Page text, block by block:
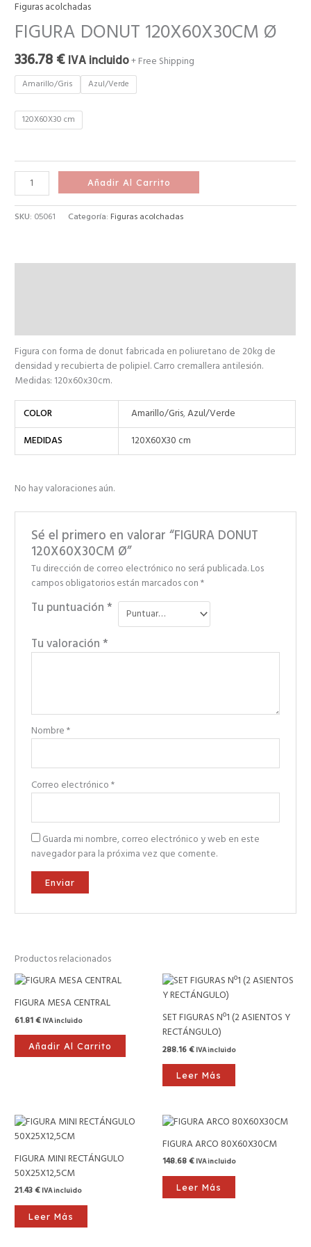
Figuras acolchadas
FIGURA DONUT 120X60X30CM Ø
336.78€ IVA incluido+ Free Shipping
Amarillo/Gris Azul/Verde
120X60X30 cm
Añadir Al Carrito
SKU: 05061 Categoría: Figuras acolchadas
Figura con forma de donut fabricada en poliuretano de 20kg de
densidad y recubierta de polipiel. Carro cremallera antilesión.
Medidas: 120x60x30cm.
COLOR Amarillo/Gris,Azul/Verde
MEDIDAS
120X60X30 cm
No hay valoraciones aún.
Sé el primero en valorar “FIGURA DONUT
120X60X30CM Ø”
Tu dirección de correo electrónico no será publicada.Los
campos obligatorios están marcados con*
Tu puntuación*
Tu valoración*
Nombre*
Correo electrónico*
Guarda mi nombre, correo electrónico y web en este
navegador para la próxima vez que comente.
Productos relacionados
FIGURA MESA CENTRAL
61.81€ IVA incluido
Añadir Al Carrito
SET FIGURAS Nº1 (2 ASIENTOS Y
RECTÁNGULO)
288.16€ IVA incluido
Leer Más
FIGURA MINI RECTÁNGULO
50X25X12,5CM
21.43€ IVA incluido
Leer Más
FIGURA ARCO 80X60X30CM
148.68€ IVA incluido
Leer Más